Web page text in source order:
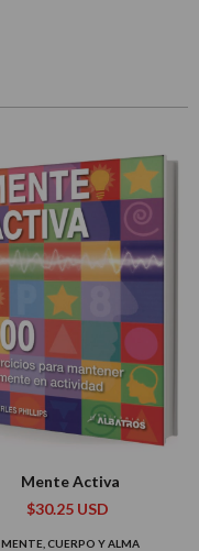
Mente Activa
$30.25 USD
MENTE, CUERPO Y ALMA